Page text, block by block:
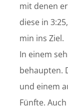
mit denen
diese in
min ins Ziel.
In einem
behaupten.
und einem
Fünfte.